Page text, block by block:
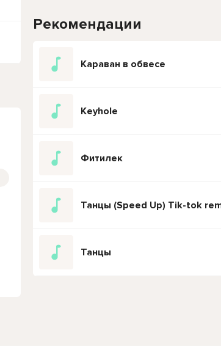
Рекомендации
Караван в обвесе
Keyhole
Фитилек
Танцы (Speed Up) Tik-tok
Танцы